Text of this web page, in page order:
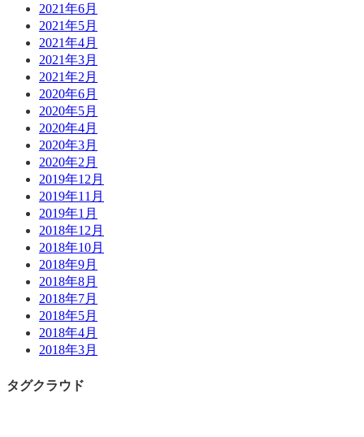
2021年6月
2021年5月
2021年4月
2021年3月
2021年2月
2020年6月
2020年5月
2020年4月
2020年3月
2020年2月
2019年12月
2019年11月
2019年1月
2018年12月
2018年10月
2018年9月
2018年8月
2018年7月
2018年5月
2018年4月
2018年3月
タグクラウド